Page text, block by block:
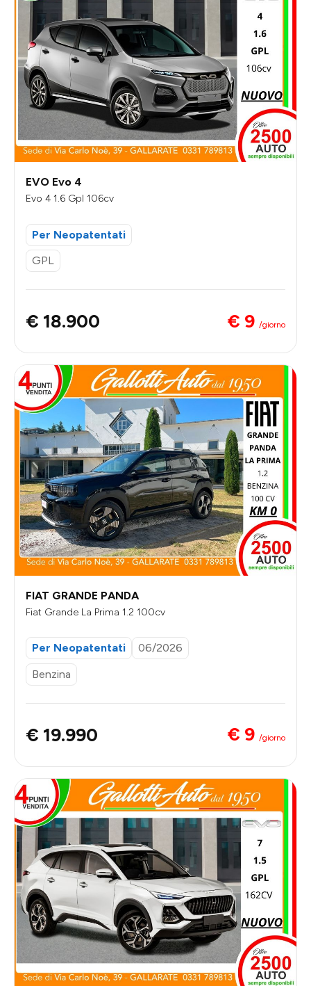
EVO Evo 4
Evo 4 1.6 Gpl 106cv
Per Neopatentati
GPL
€ 18.900 € 9 /giorno
FIAT GRANDE PANDA
Fiat Grande La Prima 1.2 100cv
Per Neopatentati
06/2026
Benzina
€ 19.990 € 9 /giorno